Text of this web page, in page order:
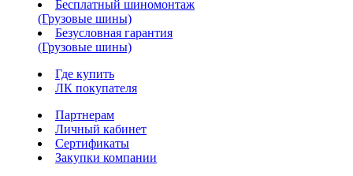
Бесплатный шиномонтаж
(Грузовые шины)
Безусловная гарантия
(Грузовые шины)
Где купить
ЛК покупателя
Партнерам
Личный кабинет
Сертификаты
Закупки компании